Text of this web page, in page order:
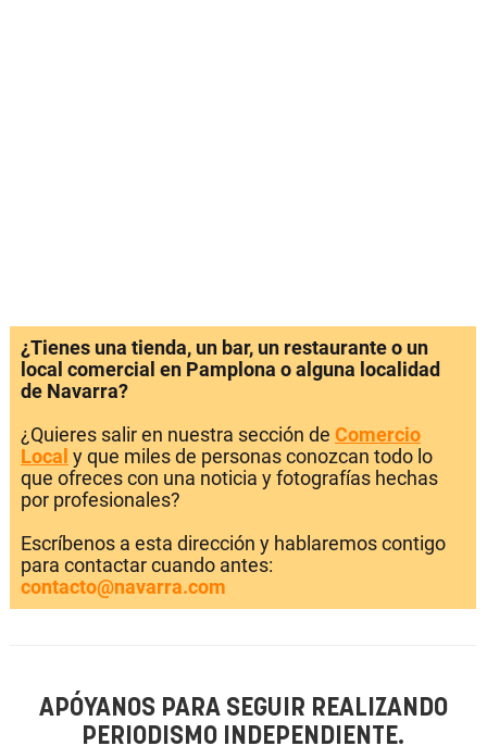
¿Tienes una tienda, un bar, un restaurante o un
local comercial en Pamplona o alguna localidad
de Navarra?
¿Quieres salir en nuestra sección de Comercio
Local y que miles de personas conozcan todo lo
que ofreces con una noticia y fotografías hechas
por profesionales?
Escríbenos a esta dirección y hablaremos contigo
para contactar cuando antes:
contacto@navarra.com
APÓYANOS PARA SEGUIR REALIZANDO
PERIODISMO INDEPENDIENTE.